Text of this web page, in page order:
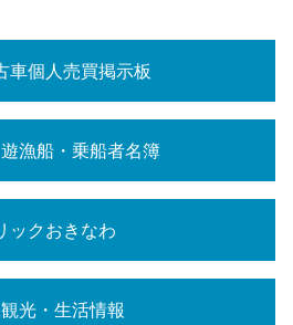
車個人売買掲示板
遊漁船・乗船者名簿
ックおきなわ
光・生活情報